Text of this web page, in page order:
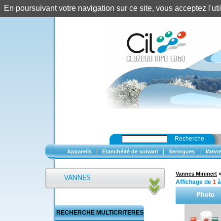
Recherche
Appareils Etanchéité de solvant Seringues
RECHERCHE MULTICRITERES
Vannes Mininert »
Affichage de 1 à
Photo
En poursuivant votre navigation sur ce site, vous acceptez